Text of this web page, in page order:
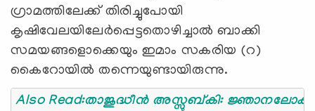
ഗ്രാമത്തിലേക്ക് തിരിച്ചുപോയി
കൃഷിവേലയിലേർപ്പെട്ടതൊഴിച്ചാൽ ബാക്കി
സമയങ്ങളൊക്കെയും ഇമാം സകരിയ (റ)
കൈറോയിൽ തന്നെയുണ്ടായിരുന്നു.
Also Read:താജുദ്ധീൻ അസ്സുബ്കി: